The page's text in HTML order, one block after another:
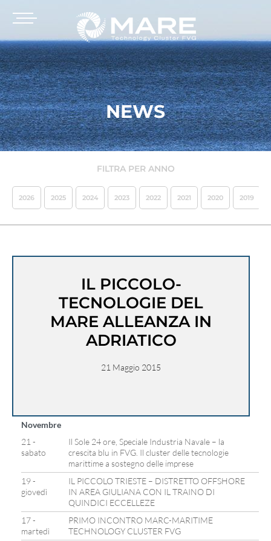
NEWS
FILTRA PER ANNO
2026 2025 2024 2023 2022 2021 2020 2019
IL PICCOLO-
TECNOLOGIE DEL
MARE ALLEANZA IN
ADRIATICO
21 Maggio 2015
Novembre
21 -
sabato
Il Sole 24 ore, Speciale Industria Navale – la
crescita blu in FVG. Il cluster delle tecnologie
marittime a sostegno delle imprese
19 -
giovedì
IL PICCOLO TRIESTE – DISTRETTO OFFSHORE
IN AREA GIULIANA CON IL TRAINO DI
QUINDICI ECCELLEZE
17 -
martedì
PRIMO INCONTRO MARC-MARITIME
TECHNOLOGY CLUSTER FVG